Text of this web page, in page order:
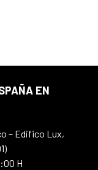
EN
– Edifico Lux,
H